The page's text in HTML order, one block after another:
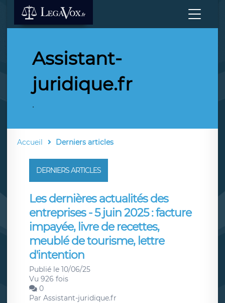
Assistant-
juridique.fr
.
Accueil Derniers articles
DERNIERS ARTICLES
Les dernières actualités des
entreprises - 5 juin 2025 : facture
impayée, livre de recettes,
meublé de tourisme, lettre
d'intention
Publié le 10/06/25
Vu 926 fois
0
Par Assistant-juridique.fr